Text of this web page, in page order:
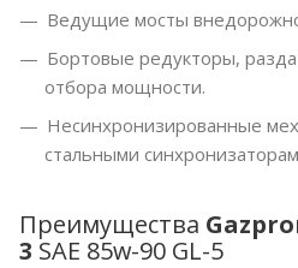
Ведущие мосты
Бортовые редукторы,
отбора мощности.
Несинхронизированные
стальными
Преимущества
3 SAE 85w-90 GL-5